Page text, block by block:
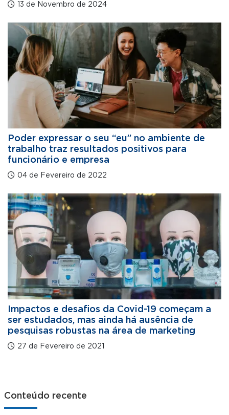
13 de Novembro de 2024
Poder expressar o seu “eu” no ambiente de
trabalho traz resultados positivos para
funcionário e empresa
04 de Fevereiro de 2022
Impactos e desafios da Covid-19 começam a
ser estudados, mas ainda há ausência de
pesquisas robustas na área de marketing
27 de Fevereiro de 2021
Conteúdo recente